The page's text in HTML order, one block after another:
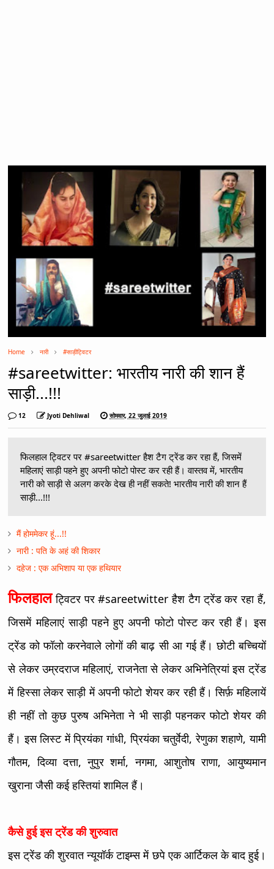
Home नारी #साड़ीट्विटर
#sareetwitter: भारतीय नारी की शान हैं
साड़ी...!!!
12 Jyoti Dehliwal सोमवार, 22 जुलाई 2019
फिलहाल ट्विटर पर #sareetwitter हैश टैग ट्रेंड कर रहा हैं, जिसमें
महिलाएं साड़ी पहने हुए अपनी फोटो पोस्ट कर रही हैं। वास्तव में, भारतीय
नारी को साड़ी से अलग करके देख ही नहीं सकते! भारतीय नारी की शान हैं
साड़ी...!!!
मैं होममेकर हूं...!!
नारी : पति के अहं की शिकार
दहेज : एक अभिशाप या एक हथियार
फिलहालट्विटर पर #sareetwitter हैश टैग ट्रेंड कर रहा हैं,
जिसमें महिलाएं साड़ी पहने हुए अपनी फोटो पोस्ट कर रही हैं। इस
ट्रेंड को फॉलो करनेवाले लोगों की बाढ़ सी आ गई हैं। छोटी बच्चियों
से लेकर उम्रदराज महिलाएं, राजनेता से लेकर अभिनेत्रियां इस ट्रेंड
में हिस्सा लेकर साड़ी में अपनी फोटो शेयर कर रही हैं। सिर्फ़ महिलायें
ही नहीं तो कुछ पुरुष अभिनेता ने भी साड़ी पहनकर फोटो शेयर की
हैं। इस लिस्ट में प्रियंका गांधी, प्रियंका चतुर्वेदी, रेणुका शहाणे, यामी
गौतम, दिव्या दत्ता, नुपुर शर्मा, नगमा, आशुतोष राणा, आयुष्यमान
खुराना जैसी कई हस्तियां शामिल हैं।
कैसे हुई इस ट्रेंड की शुरुवात
इस ट्रेंड की शुरवात न्यूयॉर्क टाइम्स में छपे एक आर्टिकल के बाद हुई।